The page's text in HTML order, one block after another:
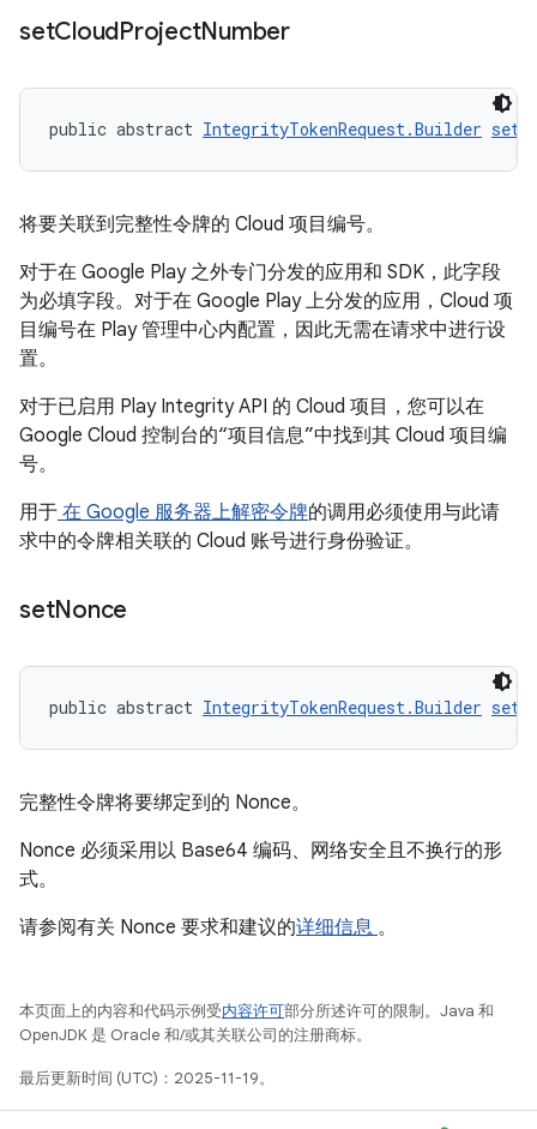
setCloudProjectNumber
public abstract IntegrityTokenRequest.Builder
将要关联到完整性令牌的 Cloud 项目编号。
对于在 Google Play 之外专门分发的应用和 SDK，此字段
为必填字段。对于在 Google Play 上分发的应用，Cloud 项
目编号在 Play 管理中心内配置，因此无需在请求中进行设
置。
对于已启用 Play Integrity API 的 Cloud 项目，您可以在
Google Cloud 控制台的“项目信息”中找到其 Cloud 项目编
号。
用于 在 Google 服务器上解密令牌的调用必须使用与此请
求中的令牌相关联的 Cloud 账号进行身份验证。
setNonce
public abstract IntegrityTokenRequest.Builder
完整性令牌将要绑定到的 Nonce。
Nonce 必须采用以 Base64 编码、网络安全且不换行的形
式。
请参阅有关 Nonce 要求和建议的详细信息 。
本页面上的内容和代码示例受内容许可部分所述许可的限制。Java 和
OpenJDK 是 Oracle 和/或其关联公司的注册商标。
最后更新时间 (UTC)：2025-11-19。